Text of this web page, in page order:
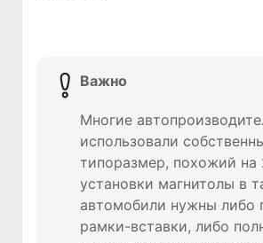
Важно
Многие
использовали
типоразмер, похожий на
установки магнитолы в
автомобили нужны либо
рамки-вставки, либо